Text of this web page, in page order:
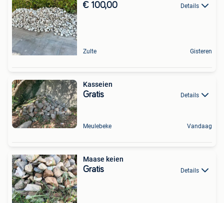
€ 100,00 Details
Zulte Gisteren
Kasseien
Gratis Details
Meulebeke Vandaag
Maase keien
Gratis Details